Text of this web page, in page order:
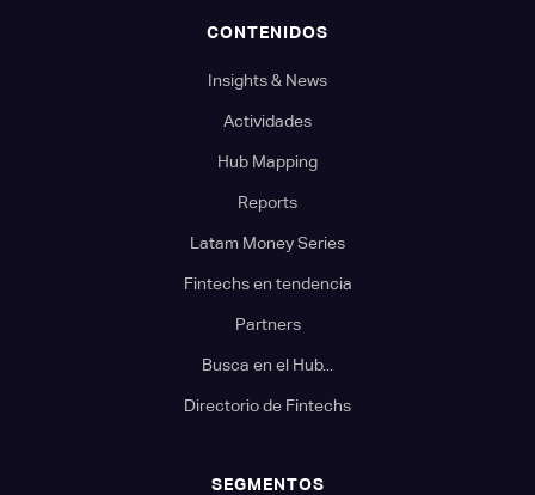
CONTENIDOS
Insights & News
Actividades
Hub Mapping
Reports
Latam Money Series
Fintechs en tendencia
Partners
Busca en el Hub...
Directorio de Fintechs
SEGMENTOS